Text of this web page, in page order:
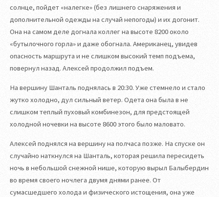
солнце, пойдет «налегке» (без лишнего снаряжения и
дополнительной одежды на случай непогоды) и их догонит.
Она на самом деле догнала коллег на высоте 8200 около
«бутылочного горла» и даже обогнала. Американец, увидев
опасность маршрута и не слишком высокий темп подъема,
повернул назад. Алексей продолжил подъем.
На вершину Шанталь поднялась в 20:30. Уже стемнело и стало
жутко холодно, дул сильный ветер. Одета она была в не
слишком теплый пуховый комбинезон, для предстоящей
холодной ночевки на высоте 8600 этого было маловато.
Алексей поднялся на вершину на полчаса позже. На спуске он
случайно наткнулся на Шанталь, которая решила пересидеть
ночь в небольшой снежной нише, которую вырыл Балыбердин
во время своего ночлега двумя днями ранее. От
сумасшедшего холода и физического истощения, она уже